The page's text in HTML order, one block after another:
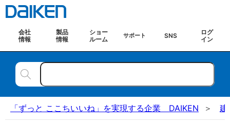
会社
情報
製品
情報
ショー
ルーム
サポート SNS
ログ
イン
「ずっと ここちいいね」を実現する企業 DAIKEN 建